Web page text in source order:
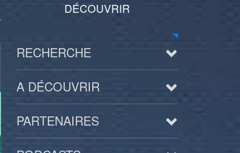
DÉCOUVRIR
RECHERCHE
A DÉCOUVRIR
PARTENAIRES